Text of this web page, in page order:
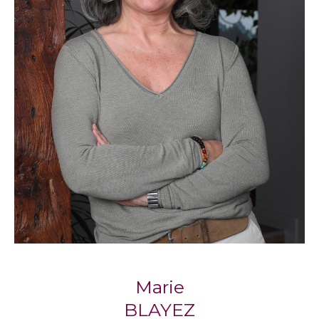
compte de vos critères et de votre budget.
Propriétaires, sachez que nos agences
proposent également un service de gestion
locative pour vous accompagner
sereinement dans la mise en location de votre
bien.
Notre philosophie : l’immobilier
humain
Respect, écoute, engagement : trois piliers qui
définissent la façon dontBlayez Immobilier
accompagne chaque client, avec la
Marie Blayez, cofondatrice, partage cette
Marie
BLAYEZ